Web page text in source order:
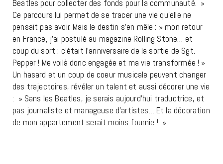
Beatles pour collecter des fonds pour la communauté. »
Ce parcours lui permet de se tracer une vie qu’elle ne
pensait pas avoir. Mais le destin s’en mêle : » mon retour
en France, j’ai postulé au magazine Rolling Stone… et
coup du sort : c’était l’anniversaire de la sortie de Sgt.
Pepper ! Me voilà donc engagée et ma vie transformée ! »
Un hasard et un coup de coeur musicale peuvent changer
des trajectoires, révéler un talent et aussi décorer une vie
: » Sans les Beatles, je serais aujourd’hui traductrice, et
pas journaliste et manageuse d’artistes… Et la décoration
de mon appartement serait moins fournie ! »